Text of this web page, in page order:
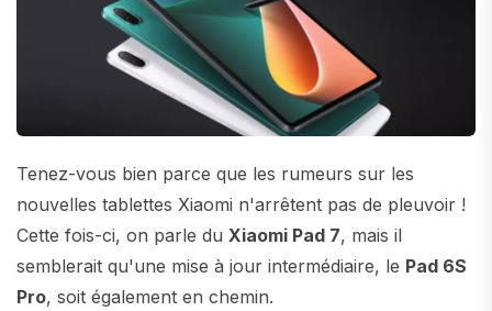
Tenez-vous bien parce que les rumeurs sur les
nouvelles tablettes Xiaomi n'arrêtent pas de pleuvoir !
Cette fois-ci, on parle du Xiaomi Pad 7, mais il
semblerait qu'une mise à jour intermédiaire, le Pad 6S
Pro, soit également en chemin.